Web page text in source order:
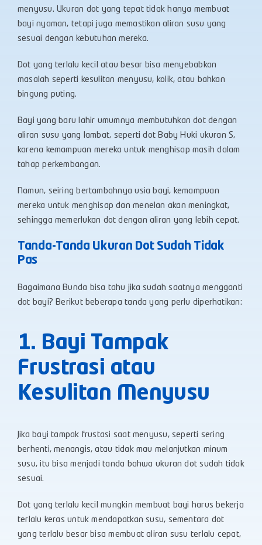
menyusu. Ukuran dot yang tepat tidak hanya membuat
bayi nyaman, tetapi juga memastikan aliran susu yang
sesuai dengan kebutuhan mereka.
Dot yang terlalu kecil atau besar bisa menyebabkan
masalah seperti kesulitan menyusu, kolik, atau bahkan
bingung puting.
Bayi yang baru lahir umumnya membutuhkan dot dengan
aliran susu yang lambat, seperti dotBaby Huki ukuran S,
karena kemampuan mereka untuk menghisap masih dalam
tahap perkembangan.
Namun, seiring bertambahnya usia bayi, kemampuan
mereka untuk menghisap dan menelan akan meningkat,
sehingga memerlukan dot dengan aliran yang lebih cepat.
Tanda-Tanda Ukuran Dot Sudah Tidak
Pas
Bagaimana Bunda bisa tahu jika sudah saatnya mengganti
dot bayi? Berikut beberapa tanda yang perlu diperhatikan:
1. Bayi Tampak
Frustrasi atau
Kesulitan Menyusu
Jika bayi tampak frustasi saat menyusu, seperti sering
berhenti, menangis, atau tidak mau melanjutkan minum
susu, itu bisa menjadi tanda bahwa ukuran dot sudah tidak
sesuai.
Dot yang terlalu kecil mungkin membuat bayi harus bekerja
terlalu keras untuk mendapatkan susu, sementara dot
yang terlalu besar bisa membuat aliran susu terlalu cepat,